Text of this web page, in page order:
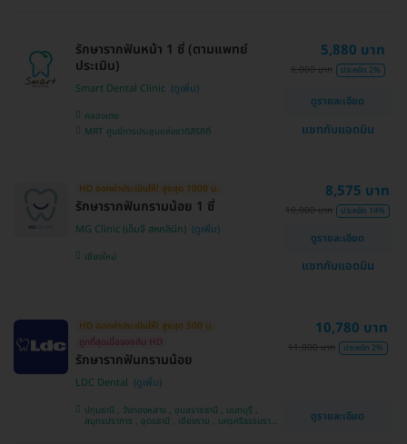
รักษารากฟันหน้า 1 ซี่ (ตามแพทย์
ประเมิน)
Smart Dental Clinic
คลองเตย
MRT ศูนย์การประชุมแห่งชาติสิริกิติ์
5,880 บาท
6,000 บาท ประหยัด 2%
ดูรายละเอียด
แชทกับแอดมิน
HD ออกค่าประเมินให้! สูงสุด 1000 บ.
รักษารากฟันกรามน้อย 1 ซี่
MG Clinic (เอ็มจี สหคลินิก)
เชียงใหม่
8,575 บาท
10,000 บาท ประหยัด 14%
ดูรายละเอียด
แชทกับแอดมิน
HD ออกค่าประเมินให้! สูงสุด 500 บ.
ถูกที่สุดเมื่อจองกับ HD
รักษารากฟันกรามน้อย
LDC Dental
ปทุมธานี , วังทองหลาง , อุบลราชธานี , นนทบุรี ,
สมุทรปราการ , อุดรธานี , เชียงราย , นครศรีธรรมราช ,
10,780 บาท
11,000 บาท ประหยัด 2%
ดูรายละเอียด